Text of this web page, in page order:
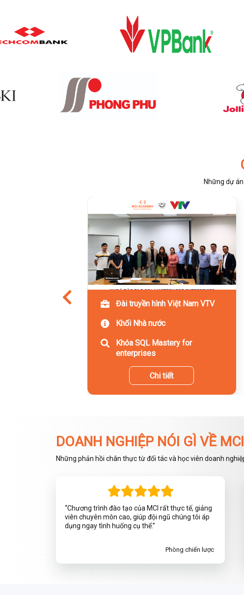
Những dự
Đài truyền hình Việt Nam VTV
Khối Nhà nước
Khóa SQL Mastery for
enterprises
Chi tiết
DOANH NGHIỆP NÓI GÌ VỀ
Những phản hồi chân thực từ đối tác và học viên doanh
“Chương trình đào tạo của MCI rất thực tế, giảng
viên chuyên môn cao, giúp đội ngũ chúng tôi áp
dụng ngay tình huống cụ thể.”
Phòng chiến lược